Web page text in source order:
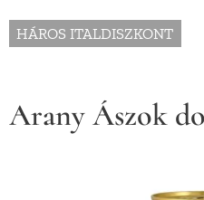
HÁROS ITALDISZKONT
Arany Ászok